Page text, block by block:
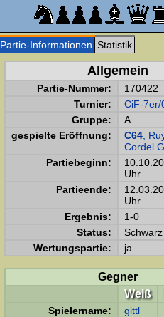
Partie-Informationen Statistik
Allgemein
Partie-Nummer:
170422
Turnier:
CiF-7er/
Gruppe:
A
gespielte Eröffnung:
C64 ,
Cordel
Partiebeginn:
Uhr
Partieende:
Uhr
Ergebnis:
1-0
Status:
Wertungspartie:
ja
Gegner
Weiß
Spielername: gittl